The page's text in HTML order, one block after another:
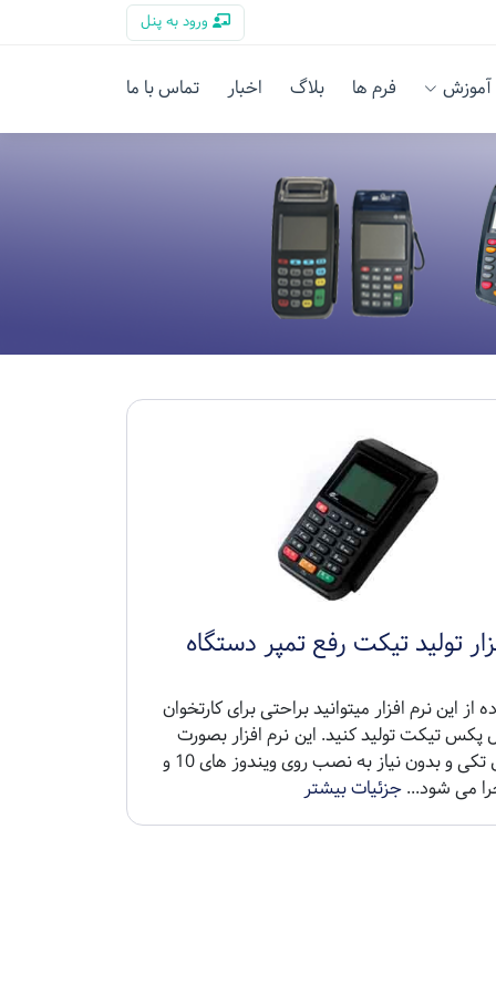
ورود به پنل
آموزش فرم ها بلاگ اخبار تماس با ما
تولید تیکت رفع تمپر دستگاه
از این نرم افزار میتوانید براحتی برای کارتخوان
پکس تیکت تولید کنید. این نرم افزار بصورت
یک فایل تکی و بدون نیاز به نصب روی ویندوز های 10 و
جزئیات بیشتر